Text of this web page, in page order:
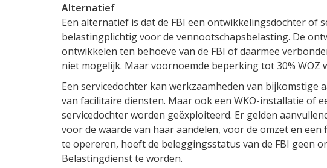
Alternatief
Een alternatief is dat de FBI een ontwikkelingsdochter of
belastingplichtig voor de vennootschapsbelasting. De
ontwikkelen ten behoeve van de FBI of daarmee
niet mogelijk. Maar voornoemde beperking tot 30% WOZ
Een servicedochter kan werkzaamheden van bijkomstige
van facilitaire diensten. Maar ook een WKO-installatie of
servicedochter worden geëxploiteerd. Er gelden
voor de waarde van haar aandelen, voor de omzet en
te opereren, hoeft de beleggingsstatus van de FBI geen
Belastingdienst te worden.